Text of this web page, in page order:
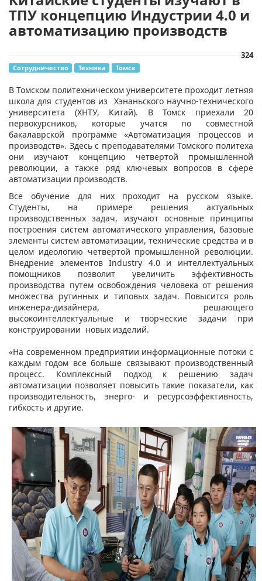
ТПУ концепцию Индустрии 4.0 и
автоматизацию производств
324
Сотрудничество Техника Томск
​В Томском политехническом университете проходит летняя
школа для студентов из Хэнаньского научно-технического
университета (ХНТУ, Китай). В Томск приехали 20
первокурсников, которые учатся по совместной
бакалаврской программе «Автоматизация процессов и
производств». Здесь с преподавателями Томского политеха
они изучают концепцию четвертой промышленной
революции, а также ряд ключевых вопросов в сфере
автоматизации производств.
Все обучение для них проходит на русском языке.
Студенты, на примере решения актуальных
производственных задач, изучают основные принципы
построения систем автоматического управления, базовые
элементы систем автоматизации, технические средства и в
целом идеологию четвертой промышленной революции.
Внедрение элементов Industry 4.0 и интеллектуальных
помощников позволит увеличить эффективность
производства путем освобождения человека от решения
множества рутинных и типовых задач. Повысится роль
инженера-дизайнера, решающего
высокоинтеллектуальные и творческие задачи при
конструировании новых изделий.
«На современном предприятии информационные потоки с
каждым годом все больше связывают производственный
процесс. Комплексный подход к решению задач
автоматизации позволяет повысить такие показатели, как
производительность, энерго- и ресурсоэффективность,
гибкость и другие.